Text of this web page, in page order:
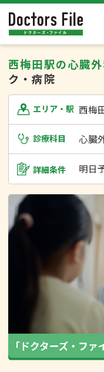
西梅田駅の心臓
ク・病院
エリア・駅 西梅
診療科目 心臓
詳細条件 明日